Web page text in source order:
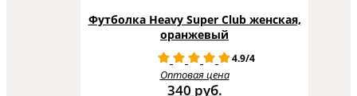
Футболка Heavy Super Club женская,
оранжевый
4.9/4
Оптовая цена
340 руб.